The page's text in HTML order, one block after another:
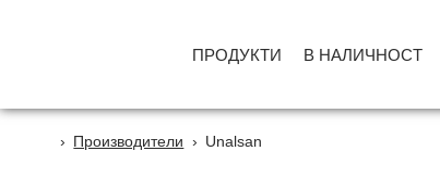
ПРОДУКТИ В НАЛИЧНОСТ
› Производители › Unalsan